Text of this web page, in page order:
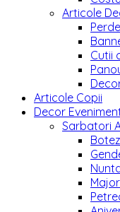
Articole
Cutii
Articole Copii
Decor
Sarbatori
Botez